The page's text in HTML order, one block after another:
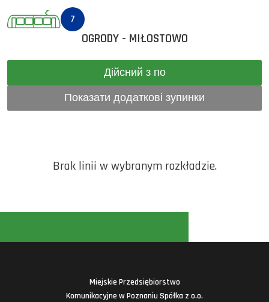
7
OGRODY - MIŁOSTOWO
Дійсний з по
Показати додаткові зупинки
Brak linii w wybranym rozkładzie.
Miejskie Przedsiębiorstwo
Komunikacyjne w Poznaniu Spółka z o.o.